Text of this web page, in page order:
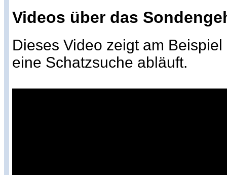
Videos über das
Dieses Video zeigt am
eine Schatzsuche abläuft.